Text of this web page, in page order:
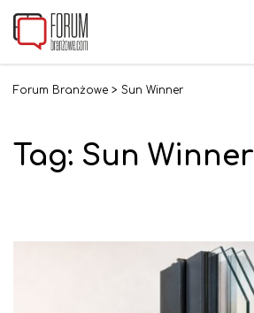
Forum Branżowe > Sun Winner
Tag: Sun Winner